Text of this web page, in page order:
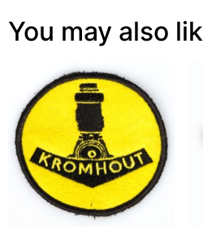
You may also